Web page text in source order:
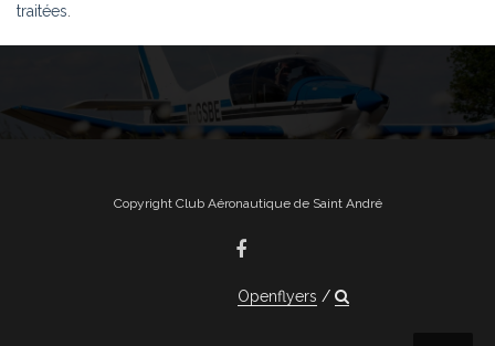
traitées
Copyright Club Aéronautique de Saint André
Openflyers